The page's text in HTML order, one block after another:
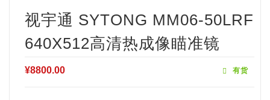
视宇通 SYTONG MM06-50LRF
640X512高清热成像瞄准镜
¥8800.00 有货